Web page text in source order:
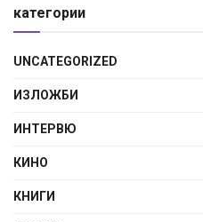
категории
UNCATEGORIZED
ИЗЛОЖБИ
ИНТЕРВЮ
КИНО
КНИГИ